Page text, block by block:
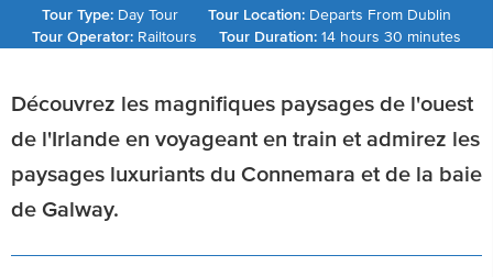
Tour Type: Day Tour Tour Location: Departs From Dublin
Tour Operator: Railtours Tour Duration: 14 hours 30 minutes
Découvrez les magnifiques paysages de l'ouest
de l'Irlande en voyageant en train et admirez les
paysages luxuriants du Connemara et de la baie
de Galway.